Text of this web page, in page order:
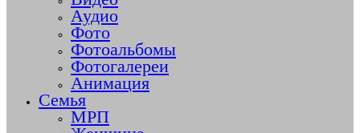
Аудио
Фото
Фотоальбомы
Фотогалереи
Анимация
Семья
МРП